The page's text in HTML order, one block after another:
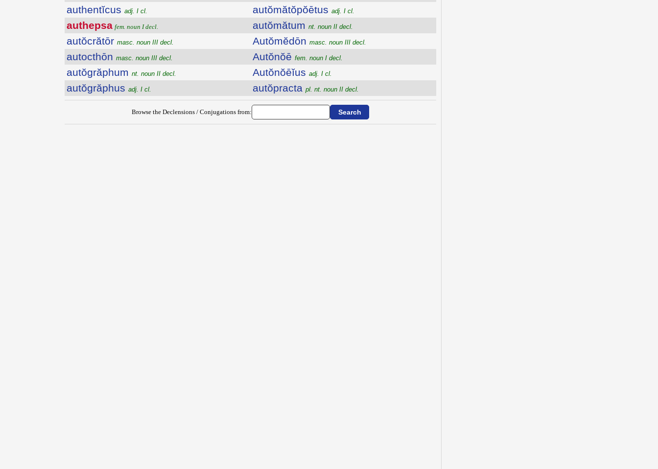
authentĭcus adj. I cl.
authepsa fem. noun I decl.
autŏcrătōr masc. noun III decl.
autocthōn masc. noun III decl.
autŏgrăphum nt. noun II decl.
autŏgrăphus adj. I cl.
autŏmătŏpŏētus adj. I cl.
autŏmătum nt. noun II decl.
Autŏmĕdōn masc. noun III decl.
Autŏnŏē fem. noun I decl.
Autŏnŏēĭus adj. I cl.
autŏpracta pl. nt. noun II decl.
Browse the Declensions / Conjugations from: